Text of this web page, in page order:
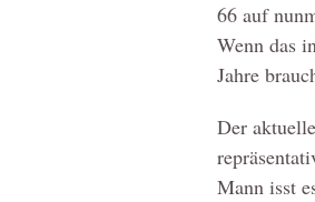
66 auf
Wenn das
Jahre
Der
Mann isst